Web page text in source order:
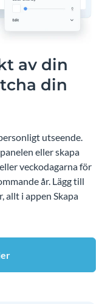
av din
din
utseende.
eller skapa
veckodagarna för
år. Lägg till
allt i appen Skapa